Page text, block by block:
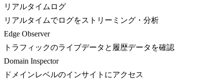
リアルタイムログ
リアルタイムでログをストリーミング・分析
Edge Observer
トラフィックのライブデータと履歴データを確認
Domain Inspector
ドメインレベルのインサイトにアクセス